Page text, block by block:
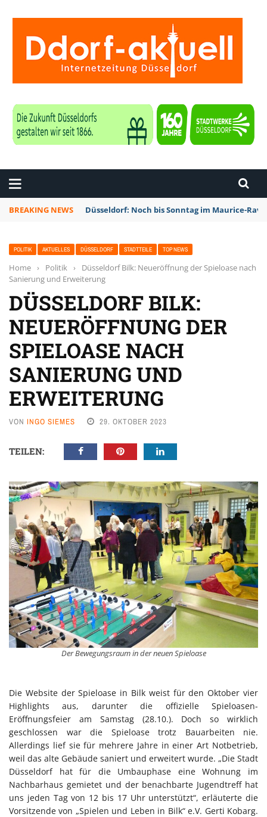
BREAKING NEWS Düsseldorf: Noch bis Sonntag im Maurice-
POLITIK AKTUELLES DÜSSELDORF STADTTEILE TOP NEWS
Home › Politik ›
Düsseldorf Bilk: Neueröffnung der Spieloase nach
Sanierung und Erweiterung
DÜSSELDORF BILK:
NEUERÖFFNUNG DER
SPIELOASE NACH
SANIERUNG UND
ERWEITERUNG
VON INGO SIEMES 29. OKTOBER 2023
TEILEN:
Der Bewegungsraum in der neuen Spieloase
Die Website der Spieloase in Bilk weist für den Oktober vier
Highlights aus, darunter die offizielle Spieloasen-
Eröffnungsfeier am Samstag (28.10.). Doch so wirklich
geschlossen war die Spieloase trotz Bauarbeiten nie.
Allerdings lief sie für mehrere Jahre in einer Art Notbetrieb,
weil das alte Gebäude saniert und erweitert wurde. „Die Stadt
Düsseldorf hat für die Umbauphase eine Wohnung im
Nachbarhaus gemietet und der benachbarte Jugendtreff hat
uns jeden Tag von 12 bis 17 Uhr unterstützt“, erläuterte die
Vorsitzende von „Spielen und Leben in Bilk“ e.V. Gerti Kobarg.